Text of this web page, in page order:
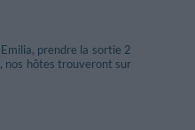
prendre la sortie 2
nos hôtes trouveront sur